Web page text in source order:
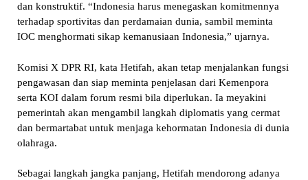
dan konstruktif. “Indonesia harus menegaskan komitmennya
terhadap sportivitas dan perdamaian dunia, sambil meminta
IOC menghormati sikap kemanusiaan Indonesia,” ujarnya.
Komisi X DPR RI, kata Hetifah, akan tetap menjalankan fungsi
pengawasan dan siap meminta penjelasan dari Kemenpora
serta KOI dalam forum resmi bila diperlukan. Ia meyakini
pemerintah akan mengambil langkah diplomatis yang cermat
dan bermartabat untuk menjaga kehormatan Indonesia di dunia
olahraga.
Sebagai langkah jangka panjang, Hetifah mendorong adanya